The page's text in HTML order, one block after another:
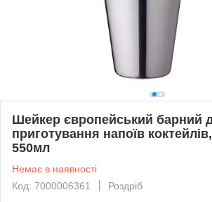
Шейкер європейський барний
приготування напоїв
550мл
Немає в наявності
Код: 7000006361
Роздріб